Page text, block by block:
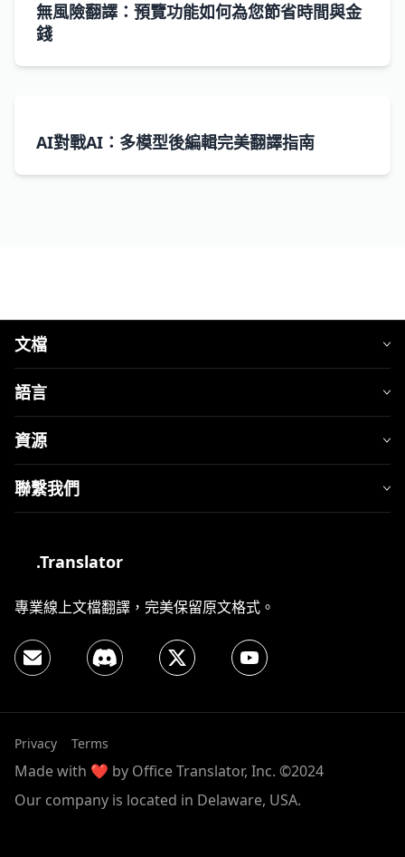
無風險翻譯：預覽功能如何為您節省時間與金
錢
AI對戰AI：多模型後編輯完美翻譯指南
文檔
語言
資源
聯繫我們
.Translator
專業線上文檔翻譯，完美保留原文格式。
Privacy Terms
Made with ❤️ by Office Translator, Inc. ©2024
Our company is located in Delaware, USA.